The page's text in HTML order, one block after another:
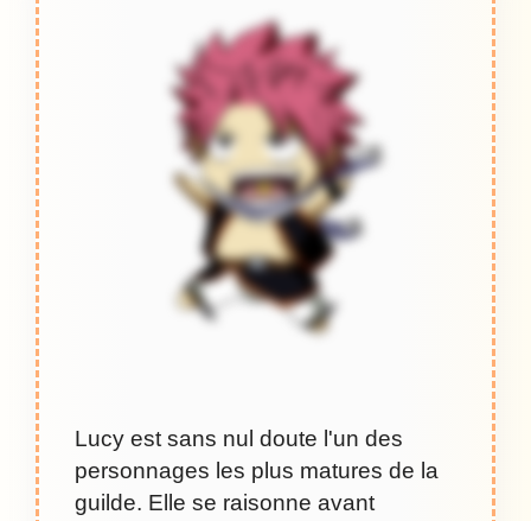
Lucy est sans nul doute l'un des
personnages les plus matures de la
guilde. Elle se raisonne avant